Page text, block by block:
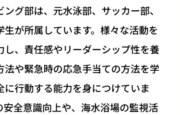
グ部は、元水泳部、サッカー部、
生が所属しています。様々な活動を
し、責任感やリーダーシップ性を養
法や緊急時の応急手当ての方法を学
に行動する能力を身につけていま
安全意識向上や、海水浴場の監視活